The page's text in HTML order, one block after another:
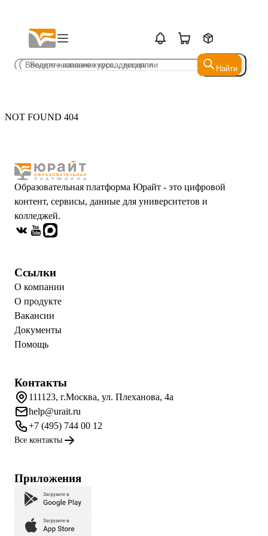
Найти
Найти
NOT FOUND 404
Образовательная платформа Юрайт - это цифровой
контент, сервисы, данные для университетов и
колледжей.
Ссылки
О компании
О продукте
Вакансии
Документы
Помощь
Контакты
111123, г.Москва, ул. Плеханова, 4а
help@urait.ru
+7 (495) 744 00 12
Все контакты
Приложения